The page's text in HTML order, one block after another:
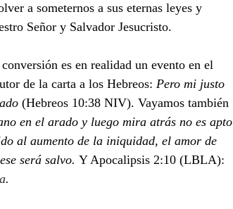
a someternos a sus eternas leyes y
Señor y Salvador Jesucristo.
de la carta a los Hebreos: Pero mi justo
(Hebreos 10:38 NIV). Vayamos también
en el arado y luego mira atrás no es apto
al aumento de la iniquidad, el amor de
será salvo. Y Apocalipsis 2:10 (LBLA):
.